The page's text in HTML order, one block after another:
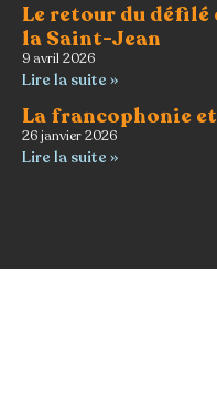
Le retour du défilé
la Saint-Jean
9 avril 2026
Lire la suite »
La francophonie
26 janvier 2026
Lire la suite »